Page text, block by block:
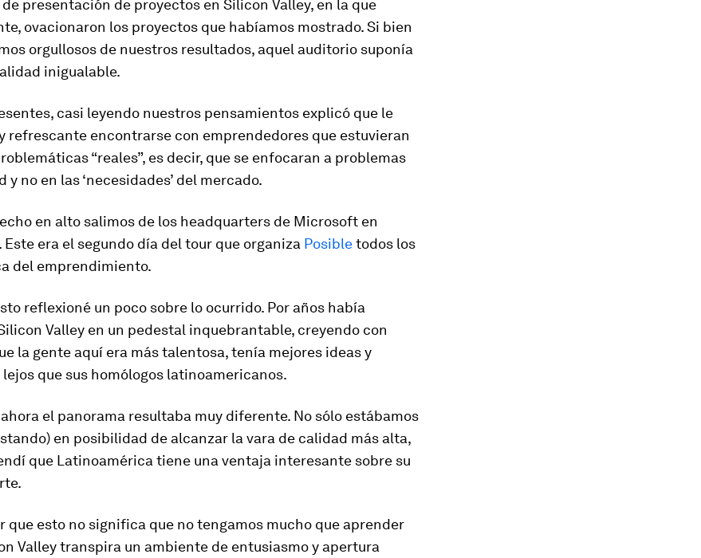
presentación de proyectos en Silicon Valley, en la que
ovacionaron los proyectos que habíamos mostrado. Si bien
orgullosos de nuestros resultados, aquel auditorio suponía
inigualable.
casi leyendo nuestros pensamientos explicó que le
refrescante encontrarse con emprendedores que estuvieran
“reales”, es decir, que se enfocaran a problemas
y no en las ‘necesidades’ del mercado.
en alto salimos de los headquarters de Microsoft en
Este era el segundo día del tour que organiza Posibletodos los
del emprendimiento.
reflexioné un poco sobre lo ocurrido. Por años había
Valley en un pedestal inquebrantable, creyendo con
la gente aquí era más talentosa, tenía mejores ideas y
que sus homólogos latinoamericanos.
el panorama resultaba muy diferente. No sólo estábamos
en posibilidad de alcanzar la vara de calidad más alta,
que Latinoamérica tiene una ventaja interesante sobre su
que esto no significa que no tengamos mucho que aprender
Valley transpira un ambiente de entusiasmo y apertura